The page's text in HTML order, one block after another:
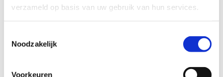
verzameld op basis van uw gebruik van hun services.
Noodzakelijk
Voorkeuren
Waar kan ik als ouder of